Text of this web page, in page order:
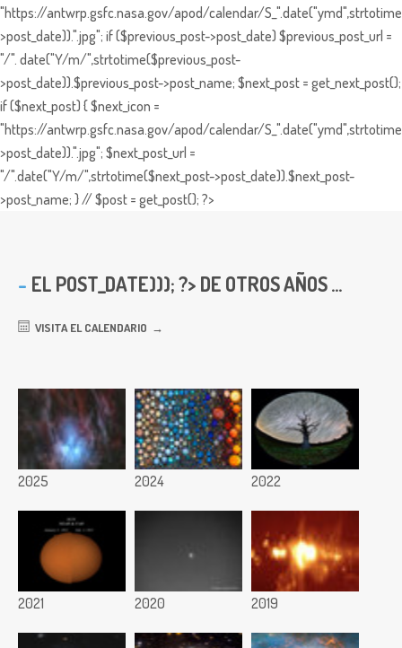
"https://antwrp.gsfc.nasa.gov/apod/calendar/
>post_date)).".jpg"; if ($previous_post->post_date) $previous_post_url =
"/". date("Y/m/",strtotime($previous_post-
>post_date)).$previous_post->post_name; $next_post = get_next_post();
if ($next_post) { $next_icon =
"https://antwrp.gsfc.nasa.gov/apod/calendar/
>post_date)).".jpg"; $next_post_url =
"/".date("Y/m/",strtotime($next_post->post_date)).$next_post-
>post_name; } // $post = get_post(); ?>
EL POST_DATE))); ?> DE OTROS AÑOS ...
VISITA EL CALENDARIO
2025 2024 2022
2021 2020 2019